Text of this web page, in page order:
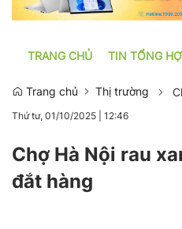
TRANG CHỦ TIN TỔNG
Trang chủ
Thị trường
Thứ tư, 01/10/2025 12:46
Chợ Hà Nội rau
đắt hàng